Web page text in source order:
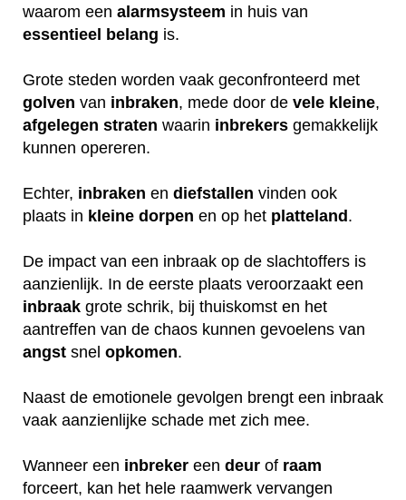
waarom een alarmsysteem in huis van
essentieel belang is.
Grote steden worden vaak geconfronteerd met
golven van inbraken, mede door de vele kleine,
afgelegen straten waarin inbrekers gemakkelijk
kunnen opereren.
Echter, inbraken en diefstallen vinden ook
plaats in kleine dorpen en op het platteland.
De impact van een inbraak op de slachtoffers is
aanzienlijk. In de eerste plaats veroorzaakt een
inbraak grote schrik, bij thuiskomst en het
aantreffen van de chaos kunnen gevoelens van
angst snel opkomen.
Naast de emotionele gevolgen brengt een inbraak
vaak aanzienlijke schade met zich mee.
Wanneer een inbreker een deur of raam
forceert, kan het hele raamwerk vervangen